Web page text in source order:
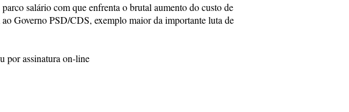
salário com que enfrenta o brutal aumento do custo de
Governo PSD/CDS, exemplo maior da importante luta de
por assinatura on-line